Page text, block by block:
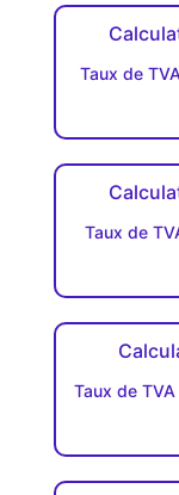
Taux de
Taux de
Taux de